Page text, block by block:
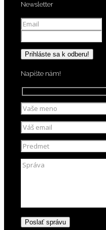
Newsletter
Napíšte nám!